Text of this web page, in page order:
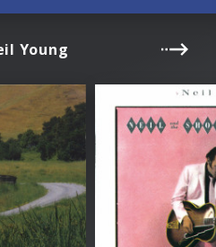
Young